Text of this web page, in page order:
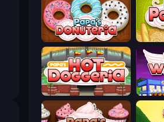
Papa's Donuteria
Papa's Hot Doggeria